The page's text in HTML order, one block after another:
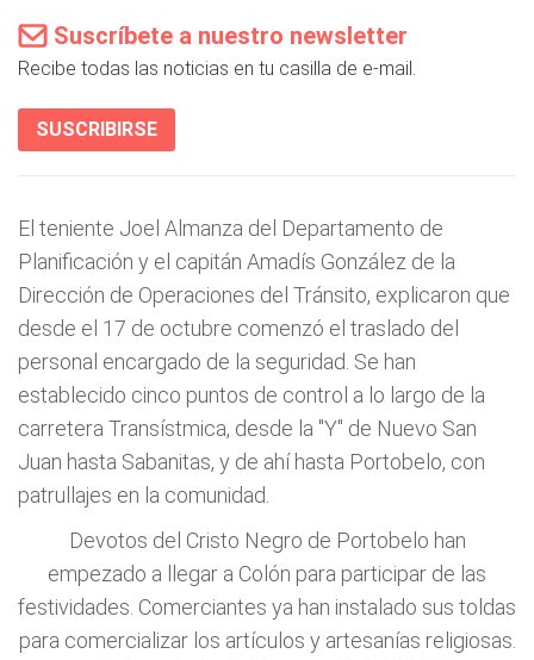
Suscríbete a nuestro newsletter
Recibe todas las noticias en tu casilla de e-mail.
SUSCRIBIRSE
El teniente Joel Almanza del Departamento de
Planificación y el capitán Amadís González de la
Dirección de Operaciones del Tránsito, explicaron que
desde el 17 de octubre comenzó el traslado del
personal encargado de la seguridad. Se han
establecido cinco puntos de control a lo largo de la
carretera Transístmica, desde la "Y" de Nuevo San
Juan hasta Sabanitas, y de ahí hasta Portobelo, con
patrullajes en la comunidad.
Devotos del Cristo Negro de Portobelo han
empezado a llegar a Colón para participar de las
festividades. Comerciantes ya han instalado sus toldas
para comercializar los artículos y artesanías religiosas.